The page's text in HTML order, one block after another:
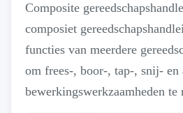
Composite
composiet
functies van meerdere
om frees-, boor-, tap-, snij- en
bewerkingswerkzaamheden te